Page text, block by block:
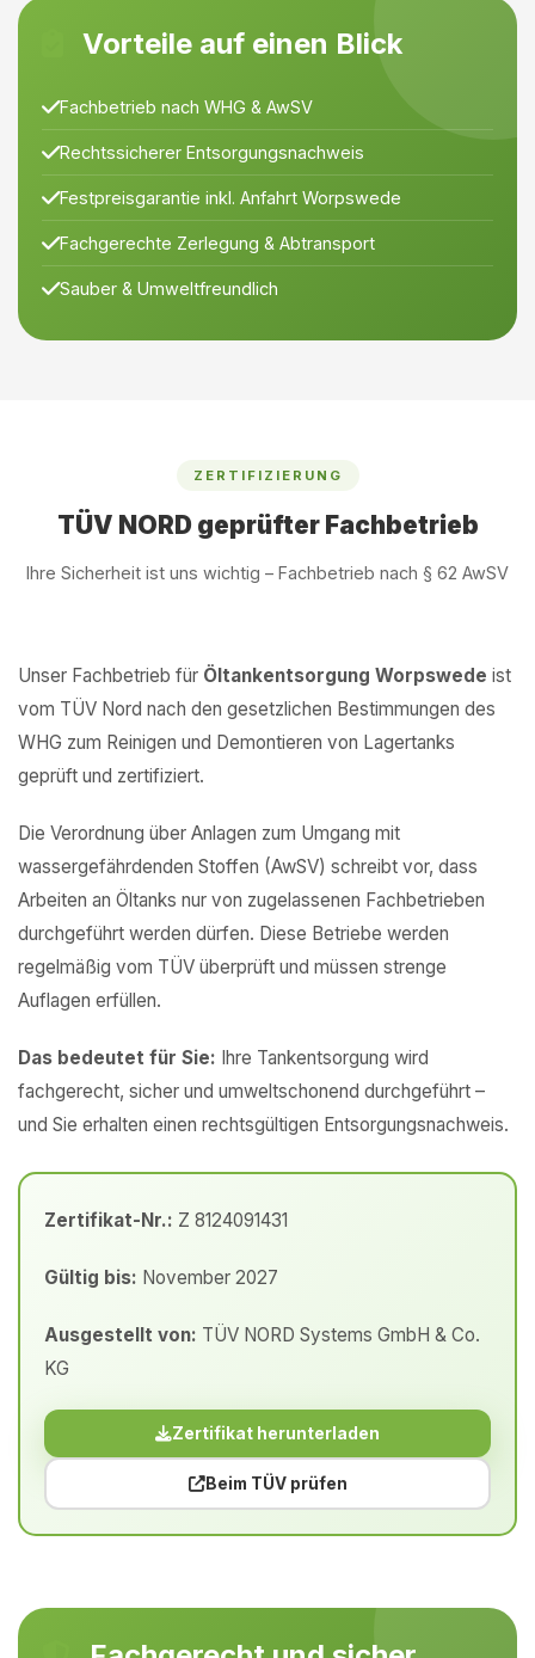
Vorteile auf einen Blick
Fachbetrieb nach WHG & AwSV
Rechtssicherer Entsorgungsnachweis
Festpreisgarantie inkl. Anfahrt Worpswede
Fachgerechte Zerlegung & Abtransport
Sauber & Umweltfreundlich
ZERTIFIZIERUNG
TÜV NORD geprüfter Fachbetrieb
Ihre Sicherheit ist uns wichtig – Fachbetrieb nach § 62 AwSV
Unser Fachbetrieb für Öltankentsorgung Worpswede ist
vom TÜV Nord nach den gesetzlichen Bestimmungen des
WHG zum Reinigen und Demontieren von Lagertanks
geprüft und zertifiziert.
Die Verordnung über Anlagen zum Umgang mit
wassergefährdenden Stoffen (AwSV) schreibt vor, dass
Arbeiten an Öltanks nur von zugelassenen Fachbetrieben
durchgeführt werden dürfen. Diese Betriebe werden
regelmäßig vom TÜV überprüft und müssen strenge
Auflagen erfüllen.
Das bedeutet für Sie: Ihre Tankentsorgung wird
fachgerecht, sicher und umweltschonend durchgeführt –
und Sie erhalten einen rechtsgültigen Entsorgungsnachweis.
Zertifikat-Nr.: Z 8124091431
Gültig bis: November 2027
Ausgestellt von: TÜV NORD Systems GmbH & Co.
KG
Zertifikat herunterladen
Beim TÜV prüfen